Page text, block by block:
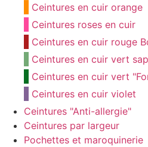
Ceintures en cuir orange
Ceintures roses en cuir
Ceintures en cuir rouge
Ceintures en cuir vert
Ceintures en cuir vert
Ceintures en cuir violet
Ceintures "Anti-allergie"
Ceintures par largeur
Pochettes et maroquinerie